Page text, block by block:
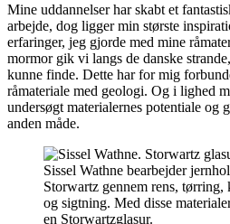
Mine uddannelser har skabt et
arbejde, dog ligger min største
erfaringer, jeg gjorde med mine
mormor gik vi langs de danske
kunne finde. Dette har for mig
råmateriale med geologi. Og i lighed
undersøgt materialernes potentiale og
anden måde.
Sissel Wathne bearbejder
Storwartz gennem rens,
og sigtning. Med disse
en Storwartzglasur.